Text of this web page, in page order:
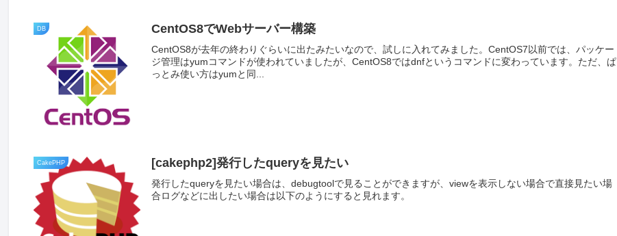
DB CentOS8でWebサーバー構築
CentOS8が去年の終わりぐらいに出たみたいなので、試しに入れてみました。CentOS7以前では、パッケー
ジ管理はyumコマンドが使われていましたが、CentOS8ではdnfというコマンドに変わっています。ただ、ぱ
っとみ使い方はyumと同...
CakePHP [cakephp2]発行したqueryを見たい
発行したqueryを見たい場合は、debugtoolで見ることができますが、viewを表示しない場合で直接見たい場
合ログなどに出したい場合は以下のようにすると見れます。